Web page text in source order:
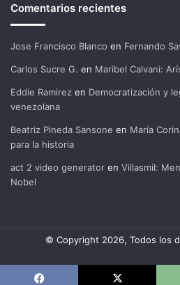
Comentarios recientes
Jose Francisco Blanco en Fernando
Carlos Sucre G. en Maribel Calvani:
Eddie Ramirez en Democratización y
venezolana
Beatriz Pineda Sansone en María
para la historia
act 2 video generator en Villasmil:
Nobel
© Copyright 2026, Todos los